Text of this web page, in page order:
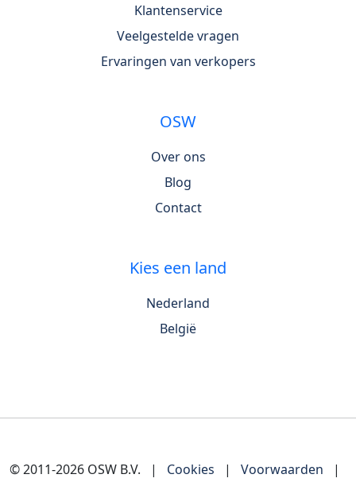
Klantenservice
Veelgestelde vragen
Ervaringen van verkopers
OSW
Over ons
Blog
Contact
Kies een land
Nederland
België
© 2011-2026 OSW B.V. | Cookies | Voorwaarden
|